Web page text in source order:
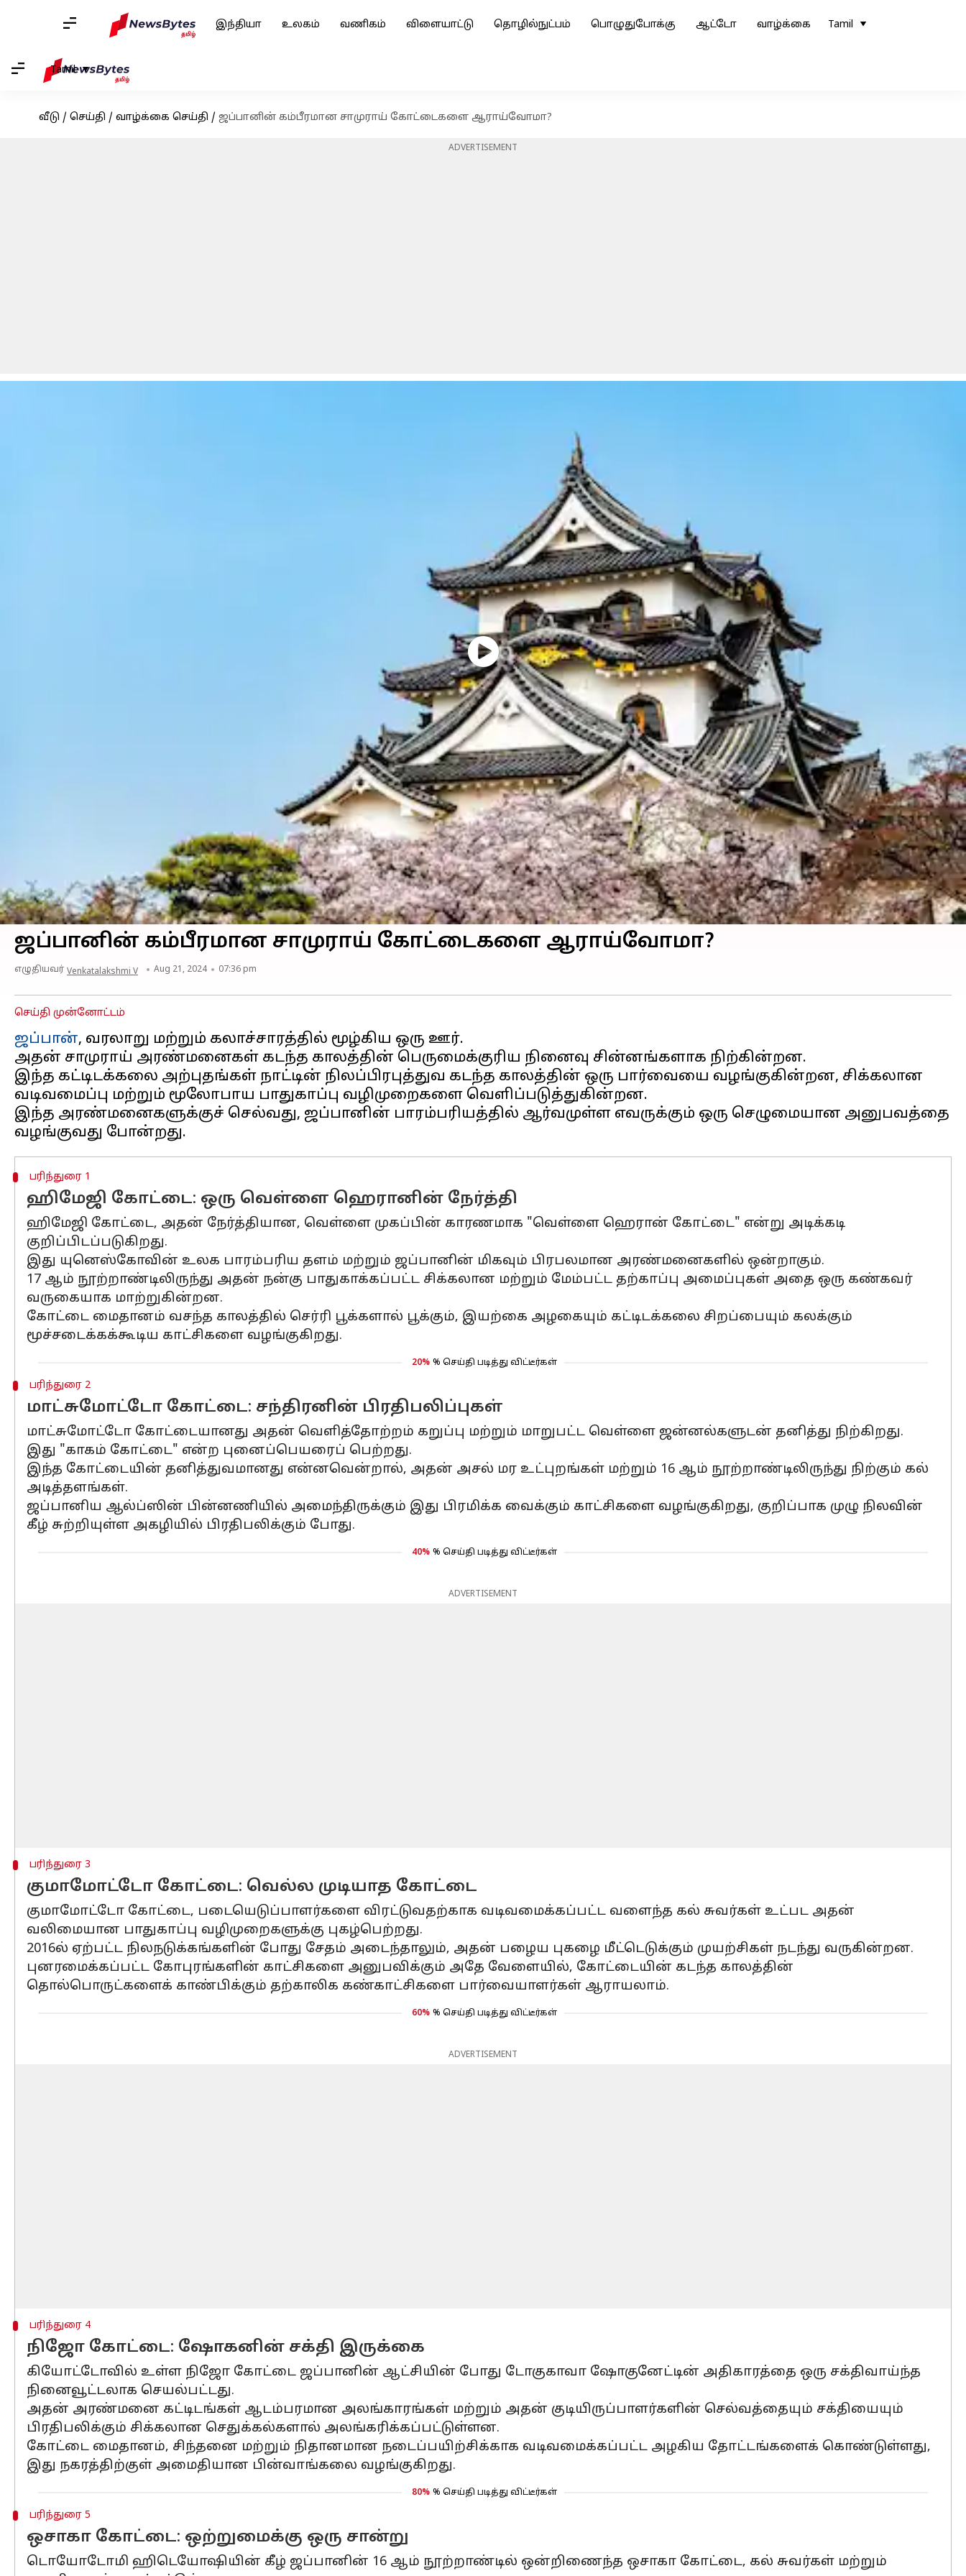
இந்தியா உலகம் வணிகம் விளையாட்டு தொழில்நுட்பம் பொழுதுபோக்கு ஆட்டோ வாழ்க்கை Tamil
Tamil
வீடு / செய்தி / வாழ்க்கை செய்தி / ஜப்பானின் கம்பீரமான சாமுராய் கோட்டைகளை ஆராய்வோமா?
ADVERTISEMENT
ஜப்பானின் கம்பீரமான சாமுராய் கோட்டைகளை ஆராய்வோமா?
எழுதியவர் Venkatalakshmi V Aug 21, 2024 07:36 pm
செய்தி முன்னோட்டம்
ஜப்பான், வரலாறு மற்றும் கலாச்சாரத்தில் மூழ்கிய ஒரு ஊர்.
அதன் சாமுராய் அரண்மனைகள் கடந்த காலத்தின் பெருமைக்குரிய நினைவு சின்னங்களாக நிற்கின்றன.
இந்த கட்டிடக்கலை அற்புதங்கள் நாட்டின் நிலப்பிரபுத்துவ கடந்த காலத்தின் ஒரு பார்வையை வழங்குகின்றன, சிக்கலான
வடிவமைப்பு மற்றும் மூலோபாய பாதுகாப்பு வழிமுறைகளை வெளிப்படுத்துகின்றன.
இந்த அரண்மனைகளுக்குச் செல்வது, ஜப்பானின் பாரம்பரியத்தில் ஆர்வமுள்ள எவருக்கும் ஒரு செழுமையான அனுபவத்தை
பரிந்துரை 1
ஹிமேஜி கோட்டை: ஒரு வெள்ளை ஹெரானின் நேர்த்தி
ஹிமேஜி கோட்டை, அதன் நேர்த்தியான, வெள்ளை முகப்பின் காரணமாக "வெள்ளை ஹெரான் கோட்டை" என்று அடிக்கடி
குறிப்பிடப்படுகிறது.
இது யுனெஸ்கோவின் உலக பாரம்பரிய தளம் மற்றும் ஜப்பானின் மிகவும் பிரபலமான அரண்மனைகளில் ஒன்றாகும்.
17 ஆம் நூற்றாண்டிலிருந்து அதன் நன்கு பாதுகாக்கப்பட்ட சிக்கலான மற்றும் மேம்பட்ட தற்காப்பு அமைப்புகள் அதை ஒரு கண்கவர்
வருகையாக மாற்றுகின்றன.
கோட்டை மைதானம் வசந்த காலத்தில் செர்ரி பூக்களால் பூக்கும், இயற்கை அழகையும் கட்டிடக்கலை சிறப்பையும் கலக்கும்
மூச்சடைக்கக்கூடிய காட்சிகளை வழங்குகிறது.
20% % செய்தி படித்து விட்டீர்கள்
பரிந்துரை 2
மாட்சுமோட்டோ கோட்டை: சந்திரனின் பிரதிபலிப்புகள்
மாட்சுமோட்டோ கோட்டையானது அதன் வெளித்தோற்றம் கறுப்பு மற்றும் மாறுபட்ட வெள்ளை ஜன்னல்களுடன் தனித்து நிற்கிறது.
இது "காகம் கோட்டை" என்ற புனைப்பெயரைப் பெற்றது.
இந்த கோட்டையின் தனித்துவமானது என்னவென்றால், அதன் அசல் மர உட்புறங்கள் மற்றும் 16 ஆம் நூற்றாண்டிலிருந்து நிற்கும் கல்
அடித்தளங்கள்.
ஜப்பானிய ஆல்ப்ஸின் பின்னணியில் அமைந்திருக்கும் இது பிரமிக்க வைக்கும் காட்சிகளை வழங்குகிறது, குறிப்பாக முழு நிலவின்
கீழ் சுற்றியுள்ள அகழியில் பிரதிபலிக்கும் போது.
40% % செய்தி படித்து விட்டீர்கள்
ADVERTISEMENT
பரிந்துரை 3
குமாமோட்டோ கோட்டை: வெல்ல முடியாத கோட்டை
குமாமோட்டோ கோட்டை, படையெடுப்பாளர்களை விரட்டுவதற்காக வடிவமைக்கப்பட்ட வளைந்த கல் சுவர்கள் உட்பட அதன்
வலிமையான பாதுகாப்பு வழிமுறைகளுக்கு புகழ்பெற்றது.
2016ல் ஏற்பட்ட நிலநடுக்கங்களின் போது சேதம் அடைந்தாலும், அதன் பழைய புகழை மீட்டெடுக்கும் முயற்சிகள் நடந்து வருகின்றன.
புனரமைக்கப்பட்ட கோபுரங்களின் காட்சிகளை அனுபவிக்கும் அதே வேளையில், கோட்டையின் கடந்த காலத்தின்
தொல்பொருட்களைக் காண்பிக்கும் தற்காலிக கண்காட்சிகளை பார்வையாளர்கள் ஆராயலாம்.
60% % செய்தி படித்து விட்டீர்கள்
ADVERTISEMENT
பரிந்துரை 4
நிஜோ கோட்டை: ஷோகனின் சக்தி இருக்கை
கியோட்டோவில் உள்ள நிஜோ கோட்டை ஜப்பானின் ஆட்சியின் போது டோகுகாவா ஷோகுனேட்டின் அதிகாரத்தை ஒரு சக்திவாய்ந்த
நினைவூட்டலாக செயல்பட்டது.
அதன் அரண்மனை கட்டிடங்கள் ஆடம்பரமான அலங்காரங்கள் மற்றும் அதன் குடியிருப்பாளர்களின் செல்வத்தையும் சக்தியையும்
பிரதிபலிக்கும் சிக்கலான செதுக்கல்களால் அலங்கரிக்கப்பட்டுள்ளன.
கோட்டை மைதானம், சிந்தனை மற்றும் நிதானமான நடைப்பயிற்சிக்காக வடிவமைக்கப்பட்ட அழகிய தோட்டங்களைக் கொண்டுள்ளது,
இது நகரத்திற்குள் அமைதியான பின்வாங்கலை வழங்குகிறது.
80% % செய்தி படித்து விட்டீர்கள்
பரிந்துரை 5
ஒசாகா கோட்டை: ஒற்றுமைக்கு ஒரு சான்று
டொயோடோமி ஹிடெயோஷியின் கீழ் ஜப்பானின் 16 ஆம் நூற்றாண்டில் ஒன்றிணைந்த ஒசாகா கோட்டை, கல் சுவர்கள் மற்றும்